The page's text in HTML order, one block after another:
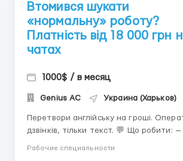
Втомився шукати
«нормальну» роботу?
Платність від 18 000 грн
чатах
1000$ / в месяц
Genius AС Украина (Харьков)
Перетвори англійську на гроші.
дзвінків, тільки текст. 💬 Що робити:
від імені дівчини — Підтримувати
Рабочие специальности